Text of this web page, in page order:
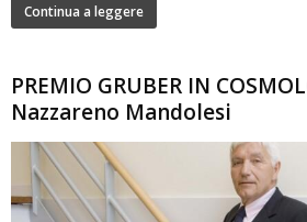
Continua a leggere
PREMIO GRUBER IN
Nazzareno Mandolesi